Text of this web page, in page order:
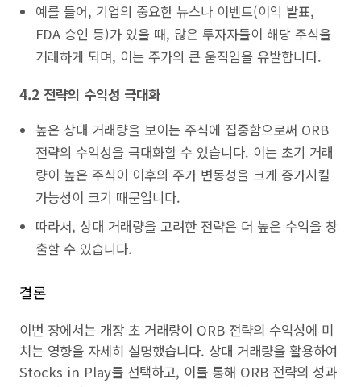
예를 들어, 기업의 중요한 뉴스나 이벤트(이익 발표,
FDA 승인 등)가 있을 때, 많은 투자자들이 해당 주식을
거래하게 되며, 이는 주가의 큰 움직임을 유발합니다.
4.2 전략의 수익성 극대화
높은 상대 거래량을 보이는 주식에 집중함으로써 ORB
전략의 수익성을 극대화할 수 있습니다. 이는 초기 거래
량이 높은 주식이 이후의 주가 변동성을 크게 증가시킬
가능성이 크기 때문입니다.
따라서, 상대 거래량을 고려한 전략은 더 높은 수익을 창
출할 수 있습니다.
결론
이번 장에서는 개장 초 거래량이 ORB 전략의 수익성에 미
치는 영향을 자세히 설명했습니다. 상대 거래량을 활용하여
Stocks in Play를 선택하고, 이를 통해 ORB 전략의 성과